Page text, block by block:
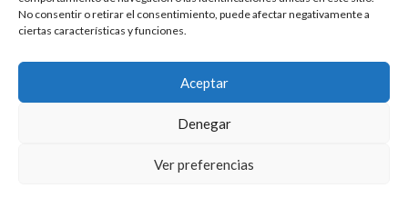
No consentir o retirar el consentimiento, puede afectar negativamente a
ciertas características y funciones.
Aceptar
Denegar
Ver preferencias
AVISO LEGAL
POLÍTICA DE PRIVACIDAD
Diseño y posicionamiento web por